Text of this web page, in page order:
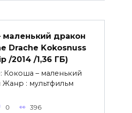
маленький дракон
Drache Kokosnuss
/2014 /1,36 ГБ)
Кокоша – маленький
Жанр : мультфильм
0 396